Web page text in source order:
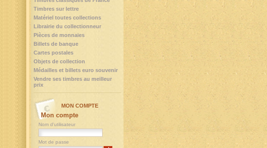
Timbres sur lettre
Matériel toutes collections
Librairie du collectionneur
Pièces de monnaies
Billets de banque
Cartes postales
Objets de collection
Médailles et billets euro souvenir
Vendre ses timbres au meilleur
prix
MON COMPTE
Mon compte
Nom d'utilisateur
Mot de passe